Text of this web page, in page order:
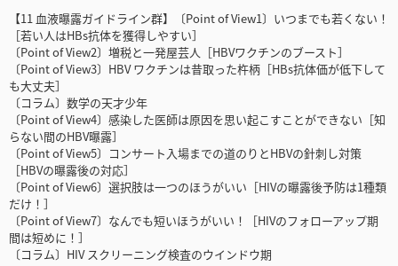
【11 血液曝露ガイドライン群】〔Point of View1〕いつまでも若くない！
［若い人はHBs抗体を獲得しやすい］
〔Point of View2〕増税と一発屋芸人［HBVワクチンのブースト］
〔Point of View3〕HBV ワクチンは昔取った杵柄［HBs抗体価が低下して
も大丈夫］
〔コラム〕数学の天才少年
〔Point of View4〕感染した医師は原因を思い起こすことができない［知
らない間のHBV曝露］
〔Point of View5〕コンサート入場までの道のりとHBVの針刺し対策
［HBVの曝露後の対応］
〔Point of View6〕選択肢は一つのほうがいい［HIVの曝露後予防は1種類
だけ！］
〔Point of View7〕なんでも短いほうがいい！［HIVのフォローアップ期
間は短めに！］
〔コラム〕HIV スクリーニング検査のウインドウ期